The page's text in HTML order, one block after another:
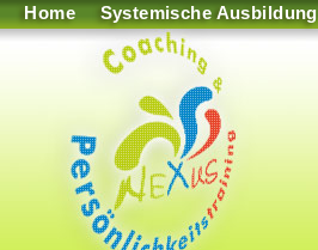
Home Systemische Ausbildung